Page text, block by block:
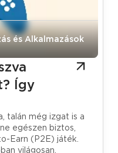
és Alkalmazások
Így
talán még izgat is a
egészen biztos,
Earn (P2E) játék.
világosan,